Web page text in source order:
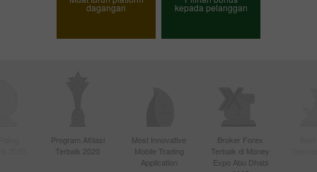
dagangan kepada pelanggan
Program Afiliasi
Terbaik 2020
Most Innovative
Mobile Trading
Application
Broker Forex
Terbaik di Money
Expo Abu Dhabi